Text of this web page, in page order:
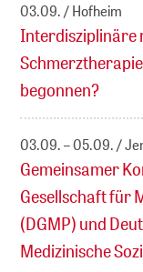
03.09. Hofheim
Interdisziplinäre
begonnen?
03.09. – 05.09.
Gemeinsamer
Gesellschaft für
(DGMP) und
Medizinische